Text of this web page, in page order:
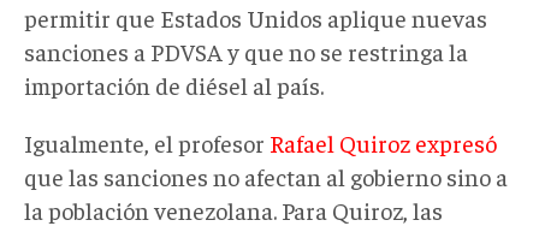
permitir que Estados Unidos aplique nuevas
sanciones a PDVSA y que no se restringa la
importación de diésel al país.
Igualmente, el profesor Rafael Quiroz expresó
que las sanciones no afectan al gobierno sino a
la población venezolana. Para Quiroz, las